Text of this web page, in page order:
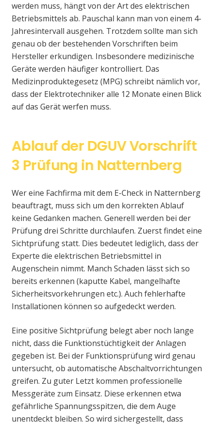
werden muss, hängt von der Art des elektrischen
Betriebsmittels ab. Pauschal kann man von einem 4-
Jahresintervall ausgehen. Trotzdem sollte man sich
genau ob der bestehenden Vorschriften beim
Hersteller erkundigen. Insbesondere medizinische
Geräte werden häufiger kontrolliert. Das
Medizinproduktegesetz (MPG) schreibt nämlich vor,
dass der Elektrotechniker alle 12 Monate einen Blick
auf das Gerät werfen muss.
Ablauf der DGUV Vorschrift
3 Prüfung in Natternberg
Wer eine Fachfirma mit dem E-Check in Natternberg
beauftragt, muss sich um den korrekten Ablauf
keine Gedanken machen. Generell werden bei der
Prüfung drei Schritte durchlaufen. Zuerst findet eine
Sichtprüfung statt. Dies bedeutet lediglich, dass der
Experte die elektrischen Betriebsmittel in
Augenschein nimmt. Manch Schaden lässt sich so
bereits erkennen (kaputte Kabel, mangelhafte
Sicherheitsvorkehrungen etc.). Auch fehlerhafte
Installationen können so aufgedeckt werden.
Eine positive Sichtprüfung belegt aber noch lange
nicht, dass die Funktionstüchtigkeit der Anlagen
gegeben ist. Bei der Funktionsprüfung wird genau
untersucht, ob automatische Abschaltvorrichtungen
greifen. Zu guter Letzt kommen professionelle
Messgeräte zum Einsatz. Diese erkennen etwa
gefährliche Spannungsspitzen, die dem Auge
unentdeckt bleiben. So wird sichergestellt, dass